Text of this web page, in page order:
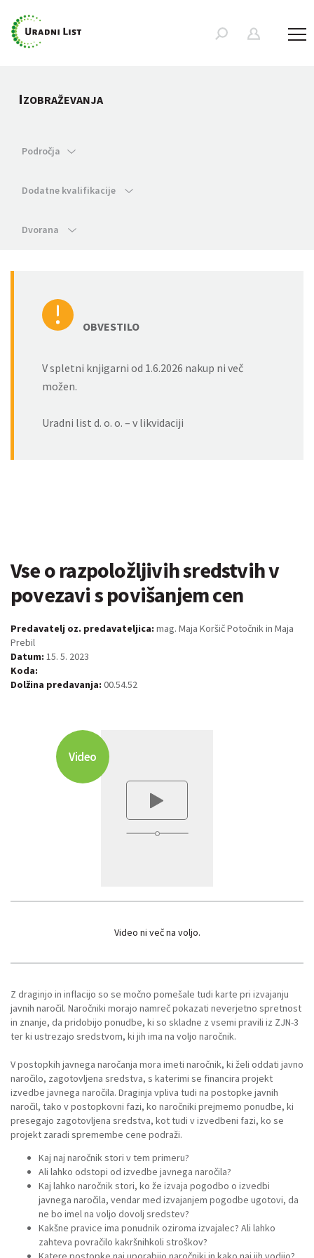
IZOBRAŽEVANJA
Področja
Dodatne kvalifikacije
Dvorana
OBVESTILO
V spletni knjigarni od 1.6.2026 nakup ni več
možen.
Uradni list d. o. o. – v likvidaciji
Vse o razpoložljivih sredstvih v
povezavi s povišanjem cen
Predavatelj oz. predavateljica: mag. Maja Koršič Potočnik in Maja
Prebil
Datum: 15. 5. 2023
Koda:
Dolžina predavanja: 00.54.52
Video
Video ni več na voljo.
Z draginjo in inflacijo so se močno pomešale tudi karte pri izvajanju
javnih naročil. Naročniki morajo namreč pokazati neverjetno spretnost
in znanje, da pridobijo ponudbe, ki so skladne z vsemi pravili iz ZJN-3
ter ki ustrezajo sredstvom, ki jih ima na voljo naročnik.
V postopkih javnega naročanja mora imeti naročnik, ki želi oddati javno
naročilo, zagotovljena sredstva, s katerimi se financira projekt
izvedbe javnega naročila. Draginja vpliva tudi na postopke javnih
naročil, tako v postopkovni fazi, ko naročniki prejmemo ponudbe, ki
presegajo zagotovljena sredstva, kot tudi v izvedbeni fazi, ko se
projekt zaradi spremembe cene podraži.
Kaj naj naročnik stori v tem primeru?
Ali lahko odstopi od izvedbe javnega naročila?
Kaj lahko naročnik stori, ko že izvaja pogodbo o izvedbi
javnega naročila, vendar med izvajanjem pogodbe ugotovi, da
ne bo imel na voljo dovolj sredstev?
Kakšne pravice ima ponudnik oziroma izvajalec? Ali lahko
zahteva povračilo kakršnihkoli stroškov?